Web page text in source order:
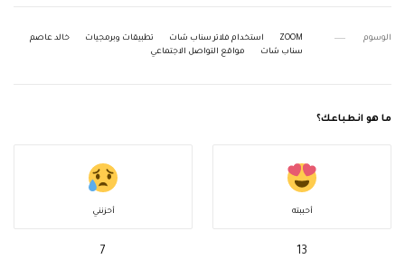
الوسوم ZOOM استخدام فلاتر سناب شات تطبيقات وبرمجيات
خالد عاصم
سناب شات
مواقع التواصل الاجتماعي
ما هو انطباعك؟
أحببته
13
أحزنني
7